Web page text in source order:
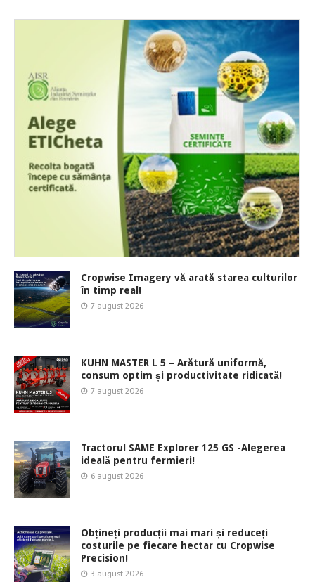
Cropwise Imagery vă arată starea culturilor
în timp real!
7 august 2026
KUHN MASTER L 5 – Arătură uniformă,
consum optim și productivitate ridicată!
7 august 2026
Tractorul SAME Explorer 125 GS -Alegerea
ideală pentru fermieri!
6 august 2026
Obțineți producții mai mari și reduceți
costurile pe fiecare hectar cu Cropwise
Precision!
3 august 2026